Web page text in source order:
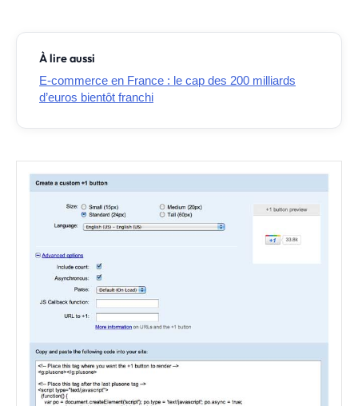
À lire aussi
E-commerce en France : le cap des 200 milliards
d’euros bientôt franchi